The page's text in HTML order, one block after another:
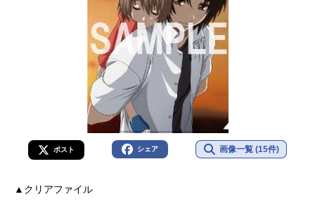
ポスト シェア 画像一覧 (15件)
▲クリアファイル